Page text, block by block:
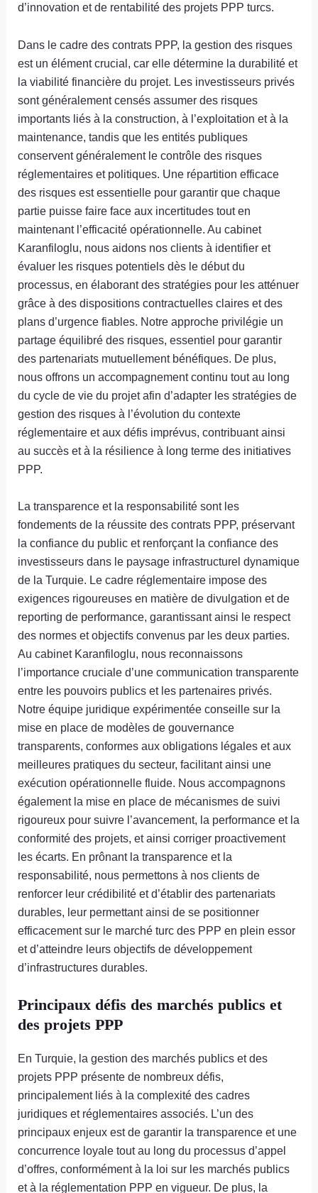
d’innovation et de rentabilité des projets PPP turcs.
Dans le cadre des contrats PPP, la gestion des risques
est un élément crucial, car elle détermine la durabilité et
la viabilité financière du projet. Les investisseurs privés
sont généralement censés assumer des risques
importants liés à la construction, à l’exploitation et à la
maintenance, tandis que les entités publiques
conservent généralement le contrôle des risques
réglementaires et politiques. Une répartition efficace
des risques est essentielle pour garantir que chaque
partie puisse faire face aux incertitudes tout en
maintenant l’efficacité opérationnelle. Au cabinet
Karanfiloglu, nous aidons nos clients à identifier et
évaluer les risques potentiels dès le début du
processus, en élaborant des stratégies pour les atténuer
grâce à des dispositions contractuelles claires et des
plans d’urgence fiables. Notre approche privilégie un
partage équilibré des risques, essentiel pour garantir
des partenariats mutuellement bénéfiques. De plus,
nous offrons un accompagnement continu tout au long
du cycle de vie du projet afin d’adapter les stratégies de
gestion des risques à l’évolution du contexte
réglementaire et aux défis imprévus, contribuant ainsi
au succès et à la résilience à long terme des initiatives
PPP.
La transparence et la responsabilité sont les
fondements de la réussite des contrats PPP, préservant
la confiance du public et renforçant la confiance des
investisseurs dans le paysage infrastructurel dynamique
de la Turquie. Le cadre réglementaire impose des
exigences rigoureuses en matière de divulgation et de
reporting de performance, garantissant ainsi le respect
des normes et objectifs convenus par les deux parties.
Au cabinet Karanfiloglu, nous reconnaissons
l’importance cruciale d’une communication transparente
entre les pouvoirs publics et les partenaires privés.
Notre équipe juridique expérimentée conseille sur la
mise en place de modèles de gouvernance
transparents, conformes aux obligations légales et aux
meilleures pratiques du secteur, facilitant ainsi une
exécution opérationnelle fluide. Nous accompagnons
également la mise en place de mécanismes de suivi
rigoureux pour suivre l’avancement, la performance et la
conformité des projets, et ainsi corriger proactivement
les écarts. En prônant la transparence et la
responsabilité, nous permettons à nos clients de
renforcer leur crédibilité et d’établir des partenariats
durables, leur permettant ainsi de se positionner
efficacement sur le marché turc des PPP en plein essor
et d’atteindre leurs objectifs de développement
d’infrastructures durables.
Principaux défis des marchés publics et
des projets PPP
En Turquie, la gestion des marchés publics et des
projets PPP présente de nombreux défis,
principalement liés à la complexité des cadres
juridiques et réglementaires associés. L’un des
principaux enjeux est de garantir la transparence et une
concurrence loyale tout au long du processus d’appel
d’offres, conformément à la loi sur les marchés publics
et à la réglementation PPP en vigueur. De plus, la